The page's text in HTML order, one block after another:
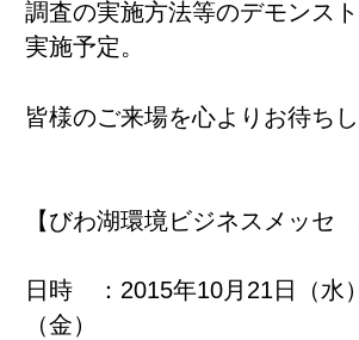
調査の実施方法等のデモンス
実施予定。
皆様のご来場を心よりお待ちし
【びわ湖環境ビジネスメッセ
日時 ：2015年10月21日（水
（金）